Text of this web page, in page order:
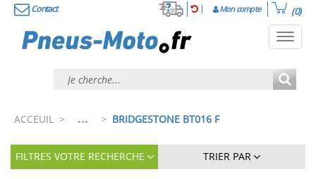
Contact Mon compte (0)
ACCEUIL > ... > BRIDGESTONE BT016 F
FILTRES VOTRE RECHERCHE TRIER PAR